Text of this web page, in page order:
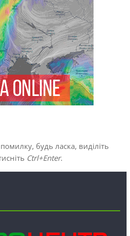
будь ласка, виділіть
Ctrl+Enter.